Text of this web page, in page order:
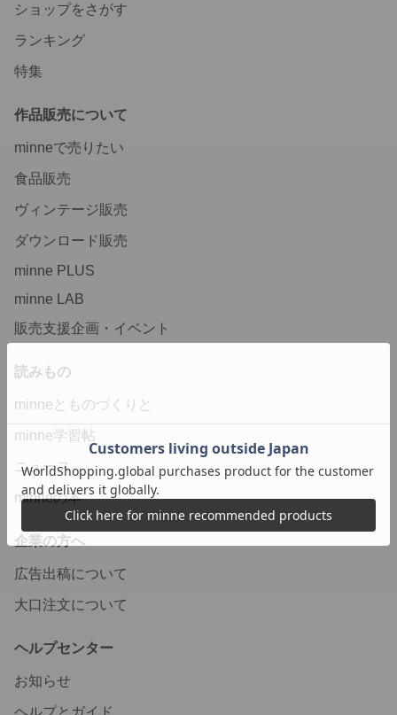
ショップをさがす
ランキング
特集
作品販売について
minneで売りたい
食品販売
ヴィンテージ販売
ダウンロード販売
minne PLUS
minne LAB
販売支援企画・イベント
読みもの
minneとものづくりと
minne学習帖
ニュース
minneの本
企業の方へ
広告出稿について
大口注文について
ヘルプセンター
お知らせ
ヘルプとガイド